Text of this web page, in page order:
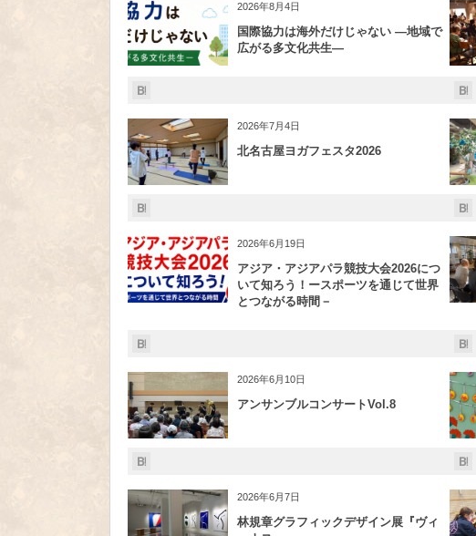
2026年8月4日
国際協力は海外だけじゃない ―地域で
広がる多文化共生―
2026年7月4日
北名古屋ヨガフェスタ2026
2026年6月19日
アジア・アジアパラ競技大会2026につ
いて知ろう！ースポーツを通じて世界
とつながる時間－
2026年6月10日
アンサンブルコンサートVol.8
2026年6月7日
林規章グラフィックデザイン展『ヴィ